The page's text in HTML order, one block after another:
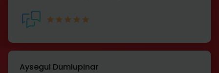
Aysegul Dumlupinar